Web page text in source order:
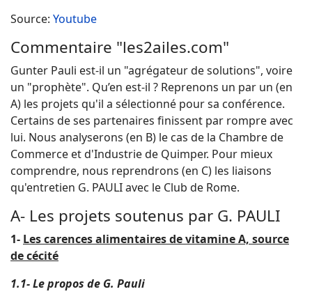
Source: Youtube
Commentaire "les2ailes.com"
Gunter Pauli est-il un "agrégateur de solutions", voire
un "prophète". Qu’en est-il ? Reprenons un par un (en
A) les projets qu'il a sélectionné pour sa conférence.
Certains de ses partenaires finissent par rompre avec
lui. Nous analyserons (en B) le cas de la Chambre de
Commerce et d'Industrie de Quimper. Pour mieux
comprendre, nous reprendrons (en C) les liaisons
qu'entretien G. PAULI avec le Club de Rome.
A- Les projets soutenus par G. PAULI
1- Les carences alimentaires de vitamine A, source
de cécité
1.1- Le propos de G. Pauli